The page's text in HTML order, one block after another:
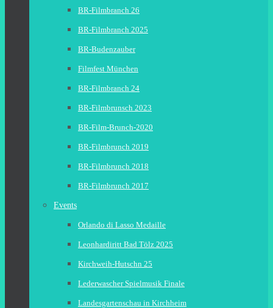
BR-Filmbranch 26
BR-Filmbranch 2025
BR-Budenzauber
Filmfest München
BR-Filmbranch 24
BR-Filmbrunsch 2023
BR-Film-Brunch-2020
BR-Filmbrunch 2019
BR-Filmbrunch 2018
BR-Filmbrunch 2017
Events
Orlando di Lasso Medaille
Leonhardiritt Bad Tölz 2025
Kirchweih-Hutschn 25
Lederwascher Spielmusik Finale
Landesgartenschau in Kirchheim